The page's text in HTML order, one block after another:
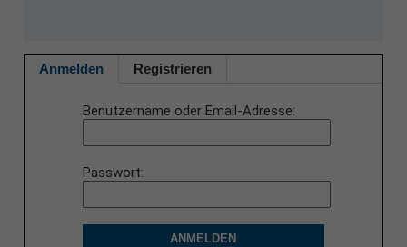
Anmelden Registrieren
Benutzername oder Email-Adresse
Passwort
ANMELDEN